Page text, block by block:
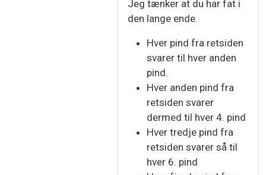
Jeg tænker at du har fat i
den lange ende.
Hver pind fra retsiden
svarer til hver anden
pind.
Hver anden pind fra
retsiden svarer
dermed til hver 4. pind
Hver tredje pind fra
retsiden svarer så til
hver 6. pind